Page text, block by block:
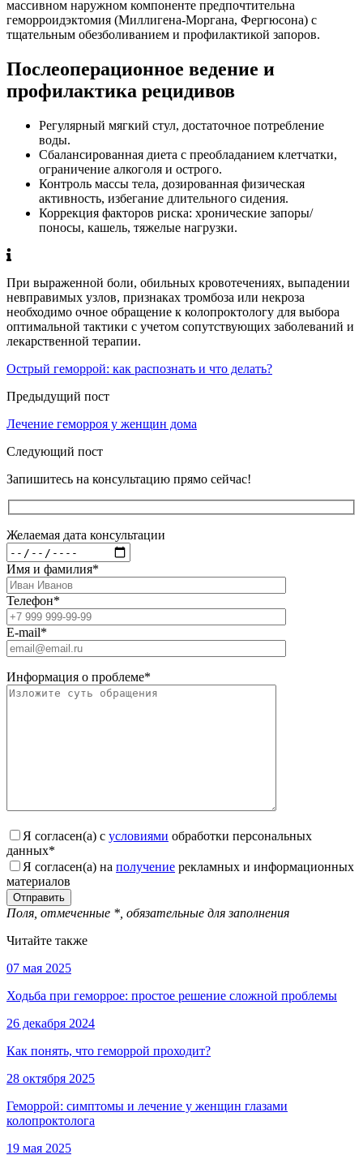
массивном наружном компоненте предпочтительна
геморроидэктомия (Миллигена-Моргана, Фергюсона) с
тщательным обезболиванием и профилактикой запоров.
Послеоперационное ведение и
профилактика рецидивов
Регулярный мягкий стул, достаточное потребление
воды.
Сбалансированная диета с преобладанием клетчатки,
ограничение алкоголя и острого.
Контроль массы тела, дозированная физическая
активность, избегание длительного сидения.
Коррекция факторов риска: хронические запоры/
поносы, кашель, тяжелые нагрузки.
При выраженной боли, обильных кровотечениях, выпадении
невправимых узлов, признаках тромбоза или некроза
необходимо очное обращение к колопроктологу для выбора
оптимальной тактики с учетом сопутствующих заболеваний и
лекарственной терапии.
Острый геморрой: как распознать и что делать?
Предыдущий пост
Лечение геморроя у женщин дома
Следующий пост
Запишитесь на консультацию прямо сейчас!
Желаемая дата консультации
Имя и фамилия*
Телефон*
E-mail*
Информация о проблеме*
Я согласен(а) с условиями обработки персональных
данных*
Я согласен(а) на получение рекламных и информационных
материалов
Поля, отмеченные *, обязательные для заполнения
Читайте также
07 мая 2025
Ходьба при геморрое: простое решение сложной проблемы
26 декабря 2024
Как понять, что геморрой проходит?
28 октября 2025
Геморрой: симптомы и лечение у женщин глазами
колопроктолога
19 мая 2025